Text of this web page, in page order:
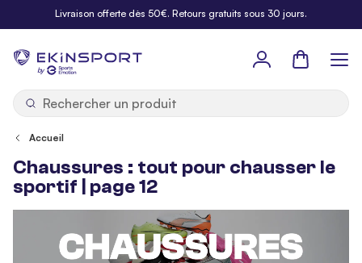
Allez au contenuLivraison offerte dès 50€. Retours gratuits sous 30 jours.
by
Panier
Accueil
Chaussures : tout pour chausser le
sportif | page 12